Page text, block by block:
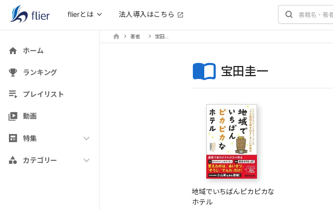
flierとは 法人導入はこちら
ホーム
ランキング
プレイリスト
動画
特集
カテゴリー
著者 宝田圭一
宝田圭一
地域でいちばんピカピカな
ホテル